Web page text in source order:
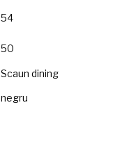
54
50
Scaun dining
negru